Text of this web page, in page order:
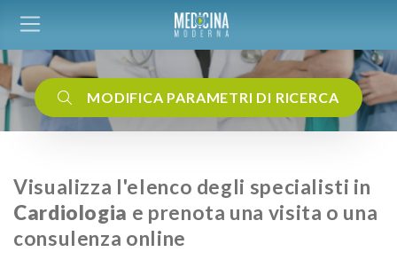
MODIFICA PARAMETRI DI RICERCA
Visualizza l'elenco degli specialisti in
Cardiologia e prenota una visita o una
consulenza online